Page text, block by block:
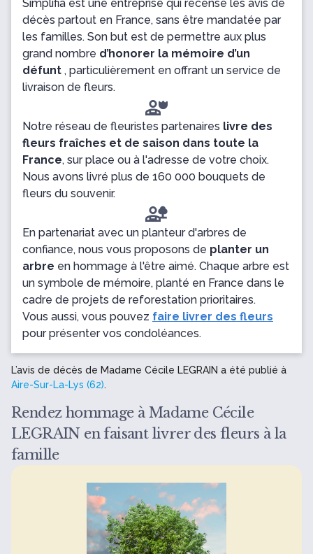
Simplifia est une entreprise qui recense les avis de
décès partout en France, sans être mandatée par
les familles. Son but est de permettre aux plus
grand nombre d’honorer la mémoire d’un
défunt , particulièrement en offrant un service de
livraison de fleurs.
Notre réseau de fleuristes partenaires livre des
fleurs fraîches et de saison dans toute la
France, sur place ou à l'adresse de votre choix.
Nous avons livré plus de 160 000 bouquets de
fleurs du souvenir.
En partenariat avec un planteur d'arbres de
confiance, nous vous proposons de planter un
arbre en hommage à l'être aimé. Chaque arbre est
un symbole de mémoire, planté en France dans le
cadre de projets de reforestation prioritaires.
Vous aussi, vous pouvez faire livrer des fleurs
pour présenter vos condoléances.
L’avis de décès de Madame Cécile LEGRAIN a été publié à
Aire-Sur-La-Lys (62).
Rendez hommage à Madame Cécile
LEGRAIN en faisant livrer des fleurs à la
famille